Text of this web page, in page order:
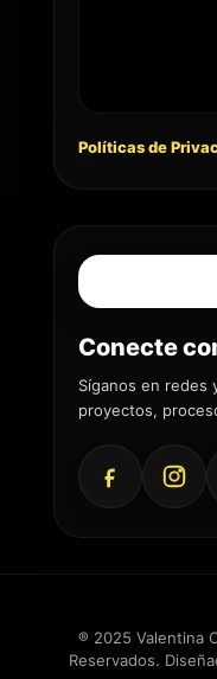
Políticas de
Conecte
Síganos en redes
proyectos,
® 2025 Valentina
Reservados.